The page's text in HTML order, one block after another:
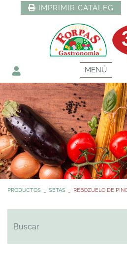
IMPRIMIR CATÀLEG
MENÚ
PRODUCTOS SETAS REBOZUELO DE